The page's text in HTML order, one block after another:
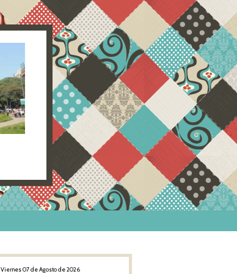
Viernes 07 de Agosto de 2026